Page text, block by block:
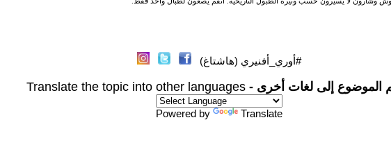
#أوري_أفنيري (هاشتاغ)
الموضوع إلى لغات أخرى - Translate the topic into other languages
Powered by Translate